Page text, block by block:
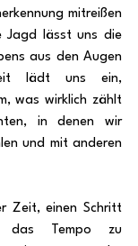
mitreißen
Jagd lässt uns die
aus den Augen
lädt uns ein,
was wirklich zählt
in denen wir
und mit anderen
Zeit, einen Schritt
das Tempo zu